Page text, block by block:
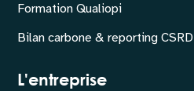
Formation Qualiopi
Bilan carbone & reporting CSRD
L'entreprise